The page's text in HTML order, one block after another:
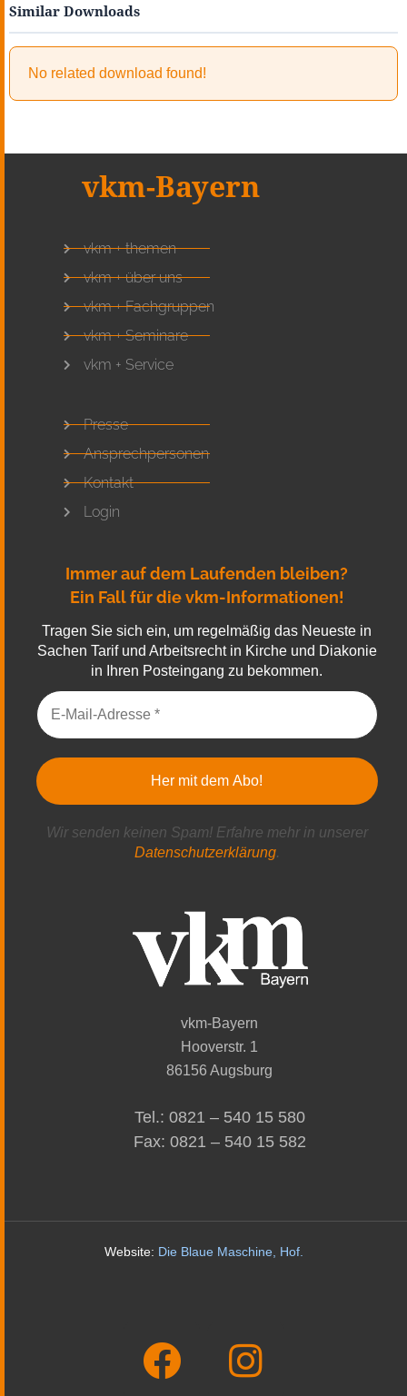
Similar Downloads
No related download found!
vkm-Bayern
vkm + themen
vkm + über uns
vkm + Fachgruppen
vkm + Seminare
vkm + Service
Presse
Ansprechpersonen
Kontakt
Login
Immer auf dem Laufenden bleiben?
Ein Fall für die vkm-Informationen!
Tragen Sie sich ein, um regelmäßig das Neueste in
Sachen Tarif und Arbeitsrecht in Kirche und Diakonie
in Ihren Posteingang zu bekommen.
Wir senden keinen Spam! Erfahre mehr in unserer
Datenschutzerklärung.
vkm-Bayern
Hooverstr. 1
86156 Augsburg
Tel.: 0821 – 540 15 580
Fax: 0821 – 540 15 582
Website: Die Blaue Maschine, Hof.